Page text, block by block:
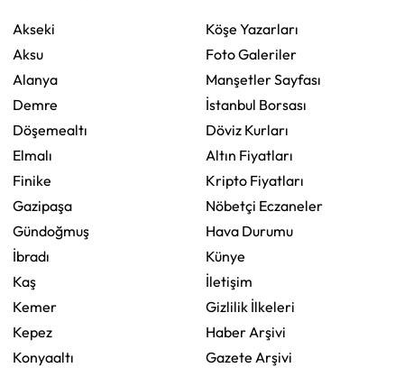
Akseki
Aksu
Alanya
Demre
Döşemealtı
Elmalı
Finike
Gazipaşa
Gündoğmuş
İbradı
Kaş
Kemer
Kepez
Konyaaltı
Köşe Yazarları
Foto Galeriler
Manşetler Sayfası
İstanbul Borsası
Döviz Kurları
Altın Fiyatları
Kripto Fiyatları
Nöbetçi Eczaneler
Hava Durumu
Künye
İletişim
Gizlilik İlkeleri
Haber Arşivi
Gazete Arşivi